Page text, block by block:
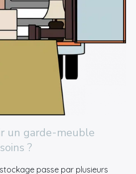
un garde-meuble
?
passe par plusieurs